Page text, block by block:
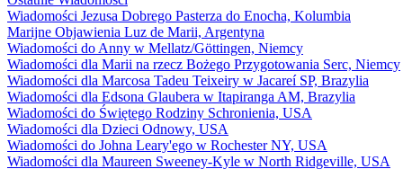
Wiadomości Jezusa Dobrego Pasterza do Enocha, Kolumbia
Marijne Objawienia Luz de Marii, Argentyna
Wiadomości do Anny w Mellatz/Göttingen, Niemcy
Wiadomości dla Marii na rzecz Bożego Przygotowania Serc, Niemcy
Wiadomości dla Marcosa Tadeu Teixeiry w Jacareí SP, Brazylia
Wiadomości dla Edsona Glaubera w Itapiranga AM, Brazylia
Wiadomości do Świętego Rodziny Schronienia, USA
Wiadomości dla Dzieci Odnowy, USA
Wiadomości do Johna Leary'ego w Rochester NY, USA
Wiadomości dla Maureen Sweeney-Kyle w North Ridgeville, USA